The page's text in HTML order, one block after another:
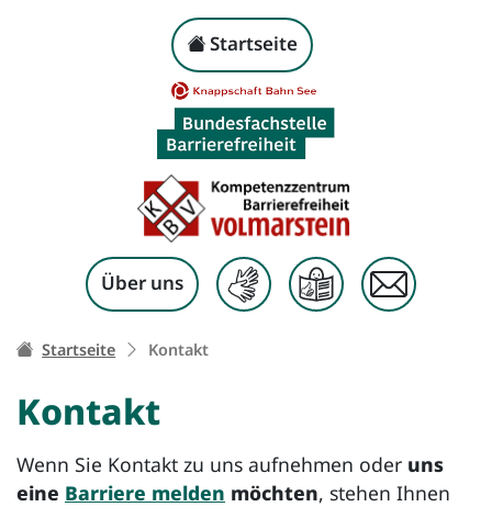
Zum Inhalt springen
Kontakt
Kopf-Navigation
Startseite
Über uns
Ihr Weg zu dieser Seite:
Startseite Kontakt
Kontakt
Wenn Sie Kontakt zu uns aufnehmen oder uns
eine Barriere melden möchten, stehen Ihnen